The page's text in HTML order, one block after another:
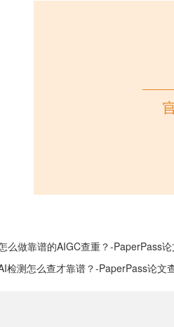
么做靠谱的AIGC查重？-PaperPass
检测怎么查才靠谱？-PaperPass论文